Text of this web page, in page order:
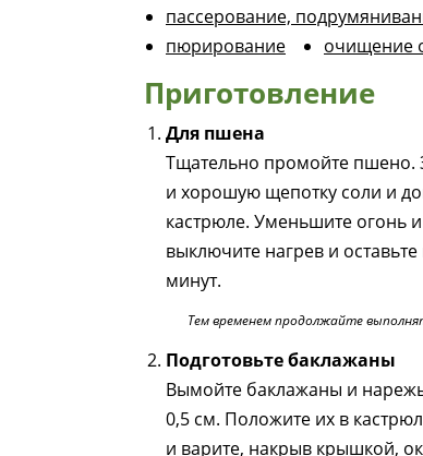
пассерование,
пюрирование
очищение
Приготовление
Для пшена
Тщательно промойте пшено.
и хорошую щепотку соли и
кастрюле. Уменьшите огонь
выключите нагрев и
минут.
Тем временем продолжайте
Подготовьте баклажаны
Вымойте баклажаны и
0,5 см. Положите их в
и варите, накрыв крышкой,